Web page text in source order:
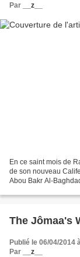
Par __z__
En ce saint mois de
de son nouveau
Abou Bakr Al-
The Jômaa's
Publié le 06/04/2014
Par
__z__